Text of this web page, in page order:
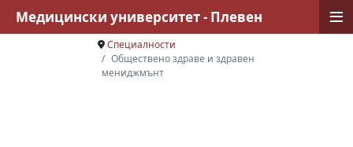
Специалности
Обществено здраве и здравен
мениджмънт
Медицински университет - Плевен ≡